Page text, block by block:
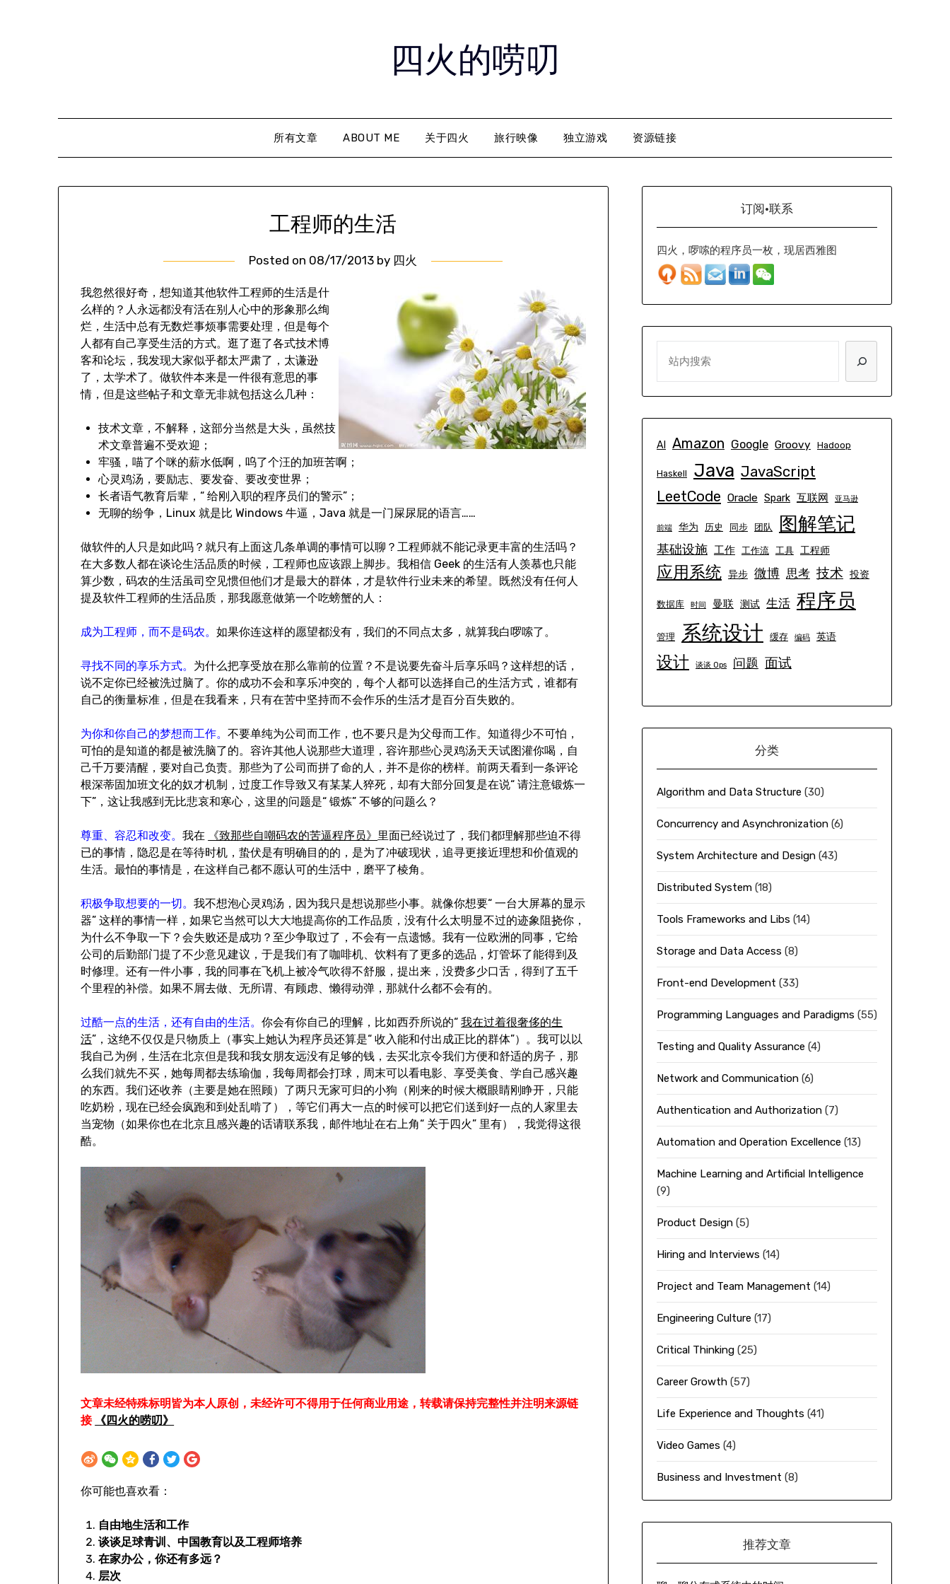
四火的唠叨
所有文章 ABOUT ME 关于四火 旅行映像 独立游戏 资源链接
工程师的生活
Posted on 08/17/2013 by 四火
我忽然很好奇，想知道其他软件工程师的生活是什
么样的？人永远都没有活在别人心中的形象那么绚
烂，生活中总有无数烂事烦事需要处理，但是每个
人都有自己享受生活的方式。逛了逛了各式技术博
客和论坛，我发现大家似乎都太严肃了，太谦逊
了，太学术了。做软件本来是一件很有意思的事
情，但是这些帖子和文章无非就包括这么几种：
技术文章，不解释，这部分当然是大头，虽然技
术文章普遍不受欢迎；
牢骚，喵了个咪的薪水低啊，呜了个汪的加班苦啊；
心灵鸡汤，要励志、要发奋、要改变世界；
长者语气教育后辈，“ 给刚入职的程序员们的警示”；
无聊的纷争，Linux 就是比 Windows 牛逼，Java 就是一门屎尿屁的语言……
做软件的人只是如此吗？就只有上面这几条单调的事情可以聊？工程师就不能记录更丰富的生活吗？
在大多数人都在谈论生活品质的时候，工程师也应该跟上脚步。我相信 Geek 的生活有人羡慕也只能
算少数，码农的生活虽司空见惯但他们才是最大的群体，才是软件行业未来的希望。既然没有任何人
提及软件工程师的生活品质，那我愿意做第一个吃螃蟹的人：
成为工程师，而不是码农。如果你连这样的愿望都没有，我们的不同点太多，就算我白啰嗦了。
寻找不同的享乐方式。 为什么把享受放在那么靠前的位置？不是说要先奋斗后享乐吗？这样想的话，
说不定你已经被洗过脑了。你的成功不会和享乐冲突的，每个人都可以选择自己的生活方式，谁都有
自己的衡量标准，但是在我看来，只有在苦中坚持而不会作乐的生活才是百分百失败的。
为你和你自己的梦想而工作。不要单纯为公司而工作，也不要只是为父母而工作。知道得少不可怕，
可怕的是知道的都是被洗脑了的。容许其他人说那些大道理，容许那些心灵鸡汤天天试图灌你喝，自
己千万要清醒，要对自己负责。那些为了公司而拼了命的人，并不是你的榜样。前两天看到一条评论
根深蒂固加班文化的奴才机制，过度工作导致又有某某人猝死，却有大部分回复是在说“ 请注意锻炼一
下”，这让我感到无比悲哀和寒心，这里的问题是“ 锻炼” 不够的问题么？
尊重、容忍和改变。我在 《致那些自嘲码农的苦逼程序员》 里面已经说过了，我们都理解那些迫不得
已的事情，隐忍是在等待时机，蛰伏是有明确目的的，是为了冲破现状，追寻更接近理想和价值观的
生活。最怕的事情是，在这样自己都不愿认可的生活中，磨平了棱角。
积极争取想要的一切。我不想泡心灵鸡汤，因为我只是想说那些小事。就像你想要“ 一台大屏幕的显示
器” 这样的事情一样，如果它当然可以大大地提高你的工作品质，没有什么太明显不过的迹象阻挠你，
为什么不争取一下？会失败还是成功？至少争取过了，不会有一点遗憾。我有一位欧洲的同事，它给
公司的后勤部门提了不少意见建议，于是我们有了咖啡机、饮料有了更多的选品，灯管坏了能得到及
时修理。还有一件小事，我的同事在飞机上被冷气吹得不舒服，提出来，没费多少口舌，得到了五千
个里程的补偿。如果不屑去做、无所谓、有顾虑、懒得动弹，那就什么都不会有的。
过酷一点的生活，还有自由的生活。你会有你自己的理解，比如西乔所说的“我在过着很奢侈的生
活”，这绝不仅仅是只物质上（事实上她认为程序员还算是“ 收入能和付出成正比的群体”）。我可以以
我自己为例，生活在北京但是我和我女朋友远没有足够的钱，去买北京令我们方便和舒适的房子，那
么我们就先不买，她每周都去练瑜伽，我每周都会打球，周末可以看电影、享受美食、学自己感兴趣
的东西。我们还收养（主要是她在照顾）了两只无家可归的小狗（刚来的时候大概眼睛刚睁开，只能
吃奶粉，现在已经会疯跑和到处乱啃了），等它们再大一点的时候可以把它们送到好一点的人家里去
当宠物（如果你也在北京且感兴趣的话请联系我，邮件地址在右上角“ 关于四火” 里有），我觉得这很
酷。
文章未经特殊标明皆为本人原创，未经许可不得用于任何商业用途，转载请保持完整性并注明来源链
接
《四火的唠叨》
你可能也喜欢看：
自由地生活和工作
谈谈足球青训、中国教育以及工程师培养
在家办公，你还有多远？
层次
订阅·联系
四火，啰嗦的程序员一枚，现居西雅图
AI Amazon Google Groovy Hadoop
Haskell Java JavaScript
LeetCode Oracle Spark 互联网 亚马逊
前端 华为 历史 同步 团队 图解笔记
基础设施 工作 工作流 工具 工程师
应用系统 异步 微博 思考 技术 投资
数据库 时间 曼联 测试 生活 程序员
管理 系统设计 缓存 编码 英语
设计 谈谈 Ops 问题 面试
分类
Algorithm and Data Structure (30)
Concurrency and Asynchronization(6)
System Architecture and Design(43)
Distributed System(18)
Tools Frameworks and Libs (14)
Storage and Data Access (8)
Front-end Development (33)
Programming Languages and Paradigms (55)
Testing and Quality Assurance (4)
Network and Communication(6)
Authentication and Authorization(7)
Automation and Operation Excellence (13)
Machine Learning and Artificial Intelligence
(9)
Product Design(5)
Hiring and Interviews (14)
Project and Team Management (14)
Engineering Culture (17)
Critical Thinking(25)
Career Growth(57)
Life Experience and Thoughts (41)
Video Games (4)
Business and Investment (8)
推荐文章